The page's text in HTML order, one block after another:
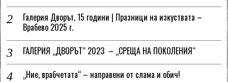
Галерия Дворът, 15 години | Празници на изкуствата –
Врабево 2025 г.
ГАЛЕРИЯ „ДВОРЪТ“ 2023 – „СРЕЩА НА ПОКОЛЕНИЯ“
„Ние, врабчетата“ – направени от слама и обич!